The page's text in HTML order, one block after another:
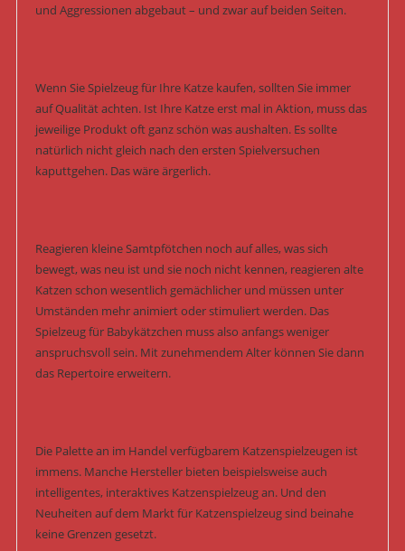
und Aggressionen abgebaut – und zwar auf beiden Seiten.
Wenn Sie Spielzeug für Ihre Katze kaufen, sollten Sie immer
auf Qualität achten. Ist Ihre Katze erst mal in Aktion, muss das
jeweilige Produkt oft ganz schön was aushalten. Es sollte
natürlich nicht gleich nach den ersten Spielversuchen
kaputtgehen. Das wäre ärgerlich.
Reagieren kleine Samtpfötchen noch auf alles, was sich
bewegt, was neu ist und sie noch nicht kennen, reagieren alte
Katzen schon wesentlich gemächlicher und müssen unter
Umständen mehr animiert oder stimuliert werden. Das
Spielzeug für Babykätzchen muss also anfangs weniger
anspruchsvoll sein. Mit zunehmendem Alter können Sie dann
das Repertoire erweitern.
Die Palette an im Handel verfügbarem Katzenspielzeugen ist
immens. Manche Hersteller bieten beispielsweise auch
intelligentes, interaktives Katzenspielzeug an. Und den
Neuheiten auf dem Markt für Katzenspielzeug sind beinahe
keine Grenzen gesetzt.